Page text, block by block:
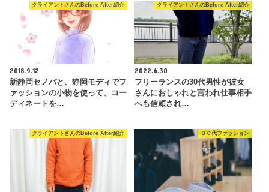
クライアントさんのBefore After紹介
2018.9.12
新静岡セノバと、静岡モディでフ
ァッションの小物を使って、コー
ディネートを…
クライアントさんのBefore After紹介
2022.6.30
フリーランスの30代男性が彼女
さんにおしゃれと言われ仕事相手
へも信頼され…
クライアントさんのBefore After紹介 ３０代ファッション